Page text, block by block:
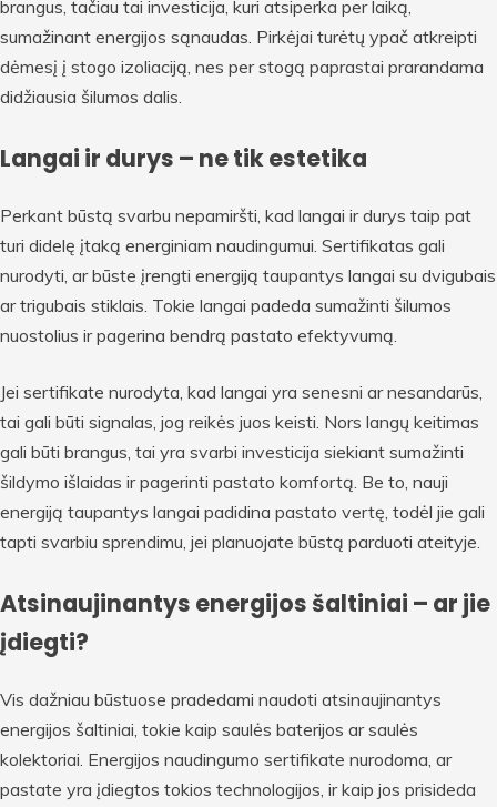
brangus, tačiau tai investicija, kuri atsiperka per laiką,
sumažinant energijos sąnaudas. Pirkėjai turėtų ypač atkreipti
dėmesį į stogo izoliaciją, nes per stogą paprastai prarandama
didžiausia šilumos dalis.
Langai ir durys – ne tik estetika
Perkant būstą svarbu nepamiršti, kad langai ir durys taip pat
turi didelę įtaką energiniam naudingumui. Sertifikatas gali
nurodyti, ar būste įrengti energiją taupantys langai su dvigubais
ar trigubais stiklais. Tokie langai padeda sumažinti šilumos
nuostolius ir pagerina bendrą pastato efektyvumą.
Jei sertifikate nurodyta, kad langai yra senesni ar nesandarūs,
tai gali būti signalas, jog reikės juos keisti. Nors langų keitimas
gali būti brangus, tai yra svarbi investicija siekiant sumažinti
šildymo išlaidas ir pagerinti pastato komfortą. Be to, nauji
energiją taupantys langai padidina pastato vertę, todėl jie gali
tapti svarbiu sprendimu, jei planuojate būstą parduoti ateityje.
Atsinaujinantys energijos šaltiniai – ar jie
įdiegti?
Vis dažniau būstuose pradedami naudoti atsinaujinantys
energijos šaltiniai, tokie kaip saulės baterijos ar saulės
kolektoriai. Energijos naudingumo sertifikate nurodoma, ar
pastate yra įdiegtos tokios technologijos, ir kaip jos prisideda